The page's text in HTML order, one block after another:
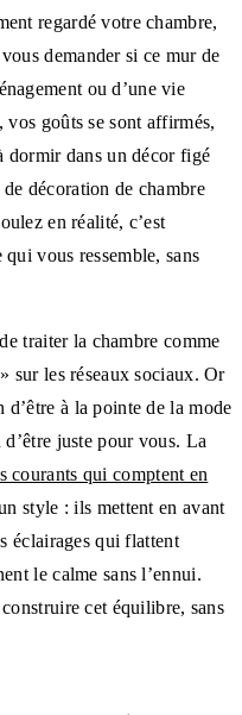
regardé votre chambre,
demander si ce mur de
ou d’une vie
vos goûts se sont affirmés,
dormir dans un décor figé
décoration de chambre
en réalité, c’est
vous ressemble, sans
traiter la chambre comme
sur les réseaux sociaux. Or
d’être à la pointe de la mode
juste pour vous. La
courants qui comptent en
style : ils mettent en avant
éclairages qui flattent
le calme sans l’ennui.
cet équilibre, sans